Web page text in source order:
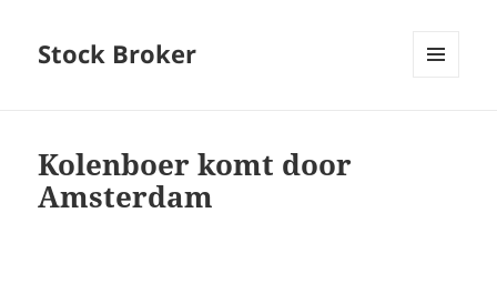
Stock Broker
Kolenboer komt door
Amsterdam